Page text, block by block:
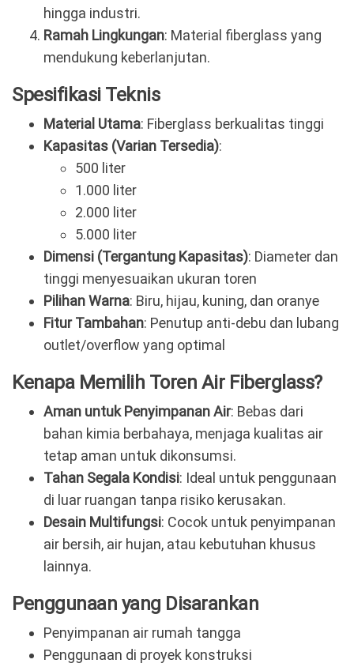
hingga industri.
Ramah Lingkungan: Material fiberglass yang
mendukung keberlanjutan.
Spesifikasi Teknis
Material Utama: Fiberglass berkualitas tinggi
Kapasitas (Varian Tersedia):
500 liter
1.000 liter
2.000 liter
5.000 liter
Dimensi (Tergantung Kapasitas): Diameter dan
tinggi menyesuaikan ukuran toren
Pilihan Warna: Biru, hijau, kuning, dan oranye
Fitur Tambahan: Penutup anti-debu dan lubang
outlet/overflow yang optimal
Kenapa Memilih Toren Air Fiberglass?
Aman untuk Penyimpanan Air: Bebas dari
bahan kimia berbahaya, menjaga kualitas air
tetap aman untuk dikonsumsi.
Tahan Segala Kondisi: Ideal untuk penggunaan
di luar ruangan tanpa risiko kerusakan.
Desain Multifungsi: Cocok untuk penyimpanan
air bersih, air hujan, atau kebutuhan khusus
lainnya.
Penggunaan yang Disarankan
Penyimpanan air rumah tangga
Penggunaan di proyek konstruksi